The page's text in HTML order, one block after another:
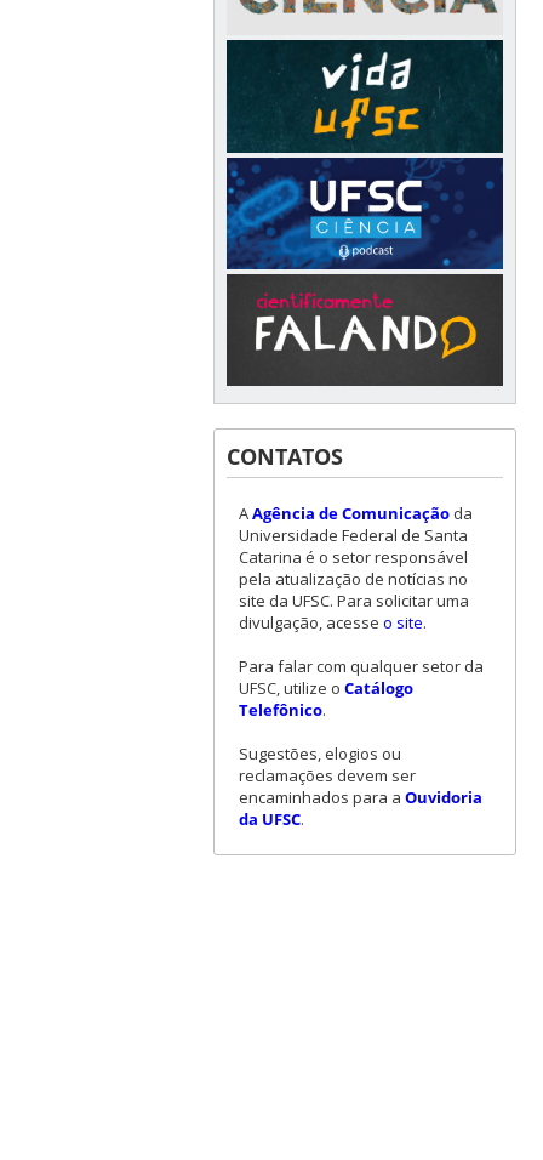
CONTATOS
AAgência de Comunicaçãoda
Universidade Federal de Santa
Catarina é o setor responsável
pela atualização de notícias no
site da UFSC. Para solicitar uma
divulgação, acesse o site.
Para falar com qualquer setor da
UFSC, utilize o Catálogo
Telefônico.
Sugestões, elogios ou
reclamações devem ser
encaminhados para a Ouvidoria
da UFSC.